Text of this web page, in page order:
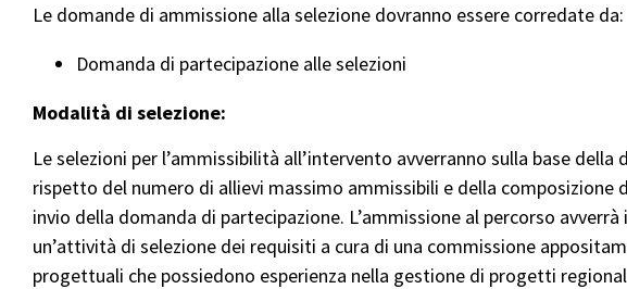
Le domande di ammissione alla selezione dovranno essere corredate da:
Domanda di partecipazione alle selezioni
Modalità di selezione:
Le selezioni per l’ammissibilità all’intervento avverranno sulla base
rispetto del numero di allievi massimo ammissibili e della composizione
invio della domanda di partecipazione. L’ammissione al percorso
un’attività di selezione dei requisiti a cura di una commissione
progettuali che possiedono esperienza nella gestione di progetti